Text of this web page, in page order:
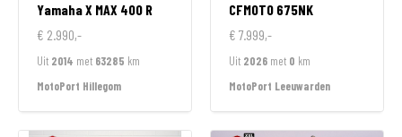
YamahaX MAX 400 R
€ 2.990,-
Uit 2014 met 63285 km
MotoPort Hillegom
CFMOTO 675NK
€ 7.999,-
Uit 2026 met 0 km
MotoPort Leeuwarden